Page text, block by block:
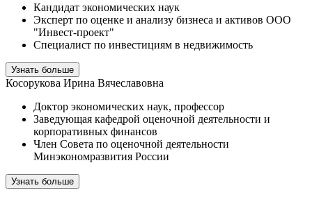
Кандидат экономических наук
Эксперт по оценке и анализу бизнеса и активов ООО
"Инвест-проект"
Специалист по инвестициям в недвижимость
Узнать больше
Косорукова Ирина Вячеславовна
Доктор экономических наук, профессор
Заведующая кафедрой оценочной деятельности и
корпоративных финансов
Член Совета по оценочной деятельности
Минэкономразвития России
Узнать больше